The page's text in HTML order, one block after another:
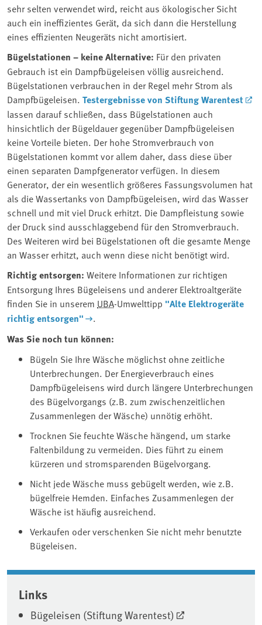
sehr selten verwendet wird, reicht aus ökologischer Sicht
auch ein ineffizientes Gerät, da sich dann die Herstellung
eines effizienten Neugeräts nicht amortisiert.
Bügelstationen – keine Alternative: Für den privaten
Gebrauch ist ein Dampfbügeleisen völlig ausreichend.
Bügelstationen verbrauchen in der Regel mehr Strom als
Dampfbügeleisen. Testergebnisse von Stiftung Warentest
lassen darauf schließen, dass Bügelstationen auch
hinsichtlich der Bügeldauer gegenüber Dampfbügeleisen
keine Vorteile bieten. Der hohe Stromverbrauch von
Bügelstationen kommt vor allem daher, dass diese über
einen separaten Dampfgenerator verfügen. In diesem
Generator, der ein wesentlich größeres Fassungsvolumen hat
als die Wassertanks von Dampfbügeleisen, wird das Wasser
schnell und mit viel Druck erhitzt. Die Dampfleistung sowie
der Druck sind ausschlaggebend für den Stromverbrauch.
Des Weiteren wird bei Bügelstationen oft die gesamte Menge
an Wasser erhitzt, auch wenn diese nicht benötigt wird.
Richtig entsorgen: Weitere Informationen zur richtigen
Entsorgung Ihres Bügeleisens und anderer Elektroaltgeräte
finden Sie in unserem ⁠ UBA⁠-Umwelttipp "Alte Elektrogeräte
richtig entsorgen"
.
Was Sie noch tun können:
Bügeln Sie Ihre Wäsche möglichst ohne zeitliche
Unterbrechungen. Der Energieverbrauch eines
Dampfbügeleisens wird durch längere Unterbrechungen
des Bügelvorgangs (z.B. zum zwischenzeitlichen
Zusammenlegen der Wäsche) unnötig erhöht.
Trocknen Sie feuchte Wäsche hängend, um starke
Faltenbildung zu vermeiden. Dies führt zu einem
kürzeren und stromsparenden Bügelvorgang.
Nicht jede Wäsche muss gebügelt werden, wie z.B.
bügelfreie Hemden. Einfaches Zusammenlegen der
Wäsche ist häufig ausreichend.
Verkaufen oder verschenken Sie nicht mehr benutzte
Bügeleisen.
Associated content
Links
Bügeleisen (Stiftung Warentest)